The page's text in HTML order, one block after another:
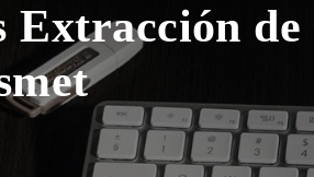
Extracción de